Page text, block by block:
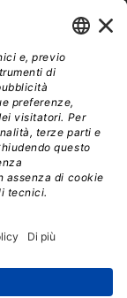
amministrazione,